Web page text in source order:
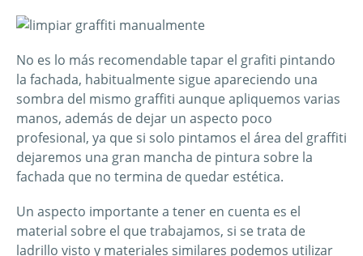
No es lo más recomendable tapar el grafiti pintando
la fachada, habitualmente sigue apareciendo una
sombra del mismo graffiti aunque apliquemos varias
manos, además de dejar un aspecto poco
profesional, ya que si solo pintamos el área del graffiti
dejaremos una gran mancha de pintura sobre la
fachada que no termina de quedar estética.
Un aspecto importante a tener en cuenta es el
material sobre el que trabajamos, si se trata de
ladrillo visto y materiales similares podemos utilizar